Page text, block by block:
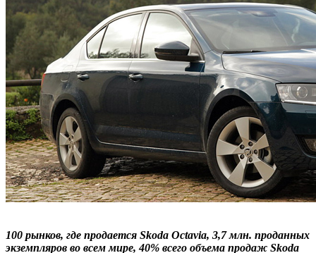
100 рынков, где продается Skoda Octavia, 3,7 млн. проданных
экземпляров во всем мире, 40% всего объема продаж Skoda